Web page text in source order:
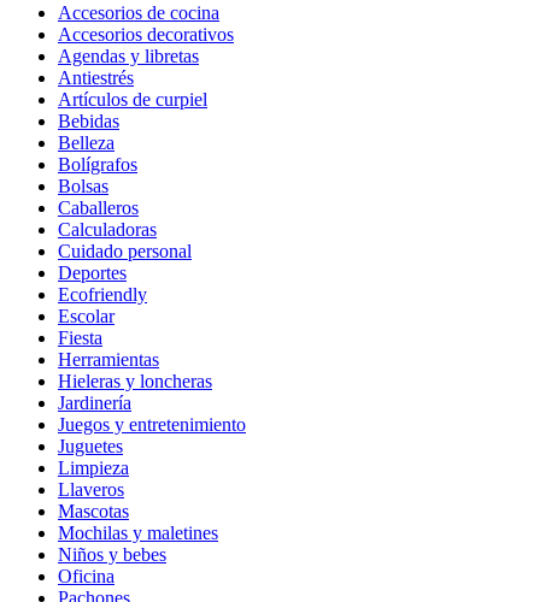
Accesorios de cocina
Accesorios decorativos
Agendas y libretas
Antiestrés
Artículos de curpiel
Bebidas
Belleza
Bolígrafos
Bolsas
Caballeros
Calculadoras
Cuidado personal
Deportes
Ecofriendly
Escolar
Fiesta
Herramientas
Hieleras y loncheras
Jardinería
Juegos y entretenimiento
Juguetes
Limpieza
Llaveros
Mascotas
Mochilas y maletines
Niños y bebes
Oficina
Pachones